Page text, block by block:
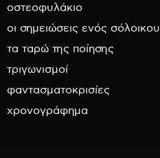
οστεοφυλάκιο
οι σημειώσεις ενός σόλοικου
τα ταρώ της ποίησης
τριγωνισμοί
φαντασματοκρισίες
χρονογράφημα